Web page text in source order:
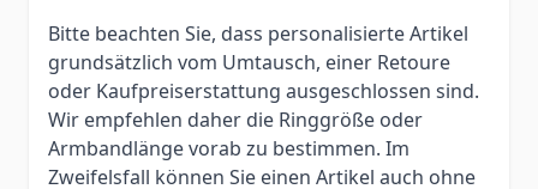
Bitte beachten Sie, dass personalisierte Artikel
grundsätzlich vom Umtausch, einer Retoure
oder Kaufpreiserstattung ausgeschlossen sind.
Wir empfehlen daher die Ringgröße oder
Armbandlänge vorab zu bestimmen. Im
Zweifelsfall können Sie einen Artikel auch ohne